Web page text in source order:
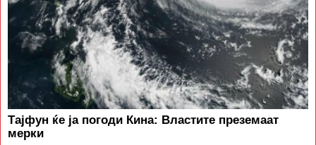
Тајфун ќе ја погоди Кина: Властите преземаат
мерки